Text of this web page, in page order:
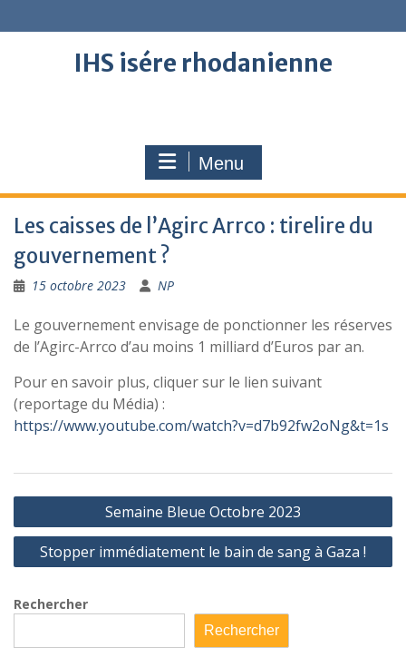
to
IHS isére rhodanienne
Menu
Les caisses de l’Agirc Arrco : tirelire du
gouvernement ?
15 octobre 2023 NP
Le gouvernement envisage de ponctionner les réserves
de l’Agirc-Arrco d’au moins 1 milliard d’Euros par an.
Pour en savoir plus, cliquer sur le lien suivant
(reportage du Média) :
https://www.youtube.com/watch?v=d7b92fw2oNg&t=1s
Navigation
de
l’article
Semaine Bleue Octobre 2023
Stopper immédiatement le bain de sang à Gaza !
Rechercher
Rechercher